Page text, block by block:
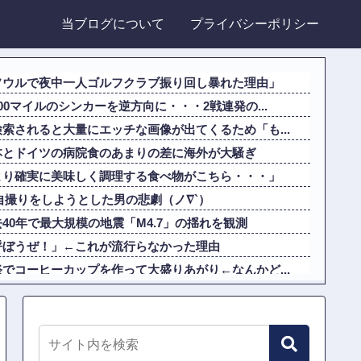
当ブログについて プライバシーポリシー
ルで夜中一人ゴルフクラブ振り回し暴れた理由」
マイルのシンカーを逆方向に・・・2戦連発の...
されると大量にエッチな画像が出てくるため「も...
ドイツの病院食のあまりの差に海外が大騒ぎ
確実に美味しく調理する食べ物がこちら・・・」
撮りをしようとした男の悲劇（ノ∇`）
年で最大規模の地震「M4.7」の揺れを観測
うぜ！」←これが流行らなかった理由
でコーヒーカップを作って大盛りあがり←なんかど...
」と言われたお父さん、グレるｗｗｗｗｗｗｗ
ーディション！応募年齢上限が『22歳』に引き...